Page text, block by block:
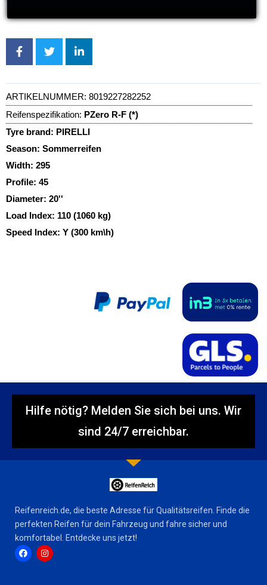
ARTIKELNUMMER: 8019227282252
Reifenspezifikation: PZero R-F (*)
Tyre brand: PIRELLI
Season: Sommerreifen
Width: 295
Profile: 45
Diameter: 20''
Load Index: 110 (1060 kg)
Speed Index: Y (300 km\h)
Hilfe nötig? Melden Sie sich bei uns. Wir
sind 24/7 erreichbar.
Reifenreich.de, die beste Adresse für Qualitätsreifen. Finde die
perfekten Reifen für dein Fahrzeug und fahre sicher und
komfortabel. Entdecke uns jetzt!